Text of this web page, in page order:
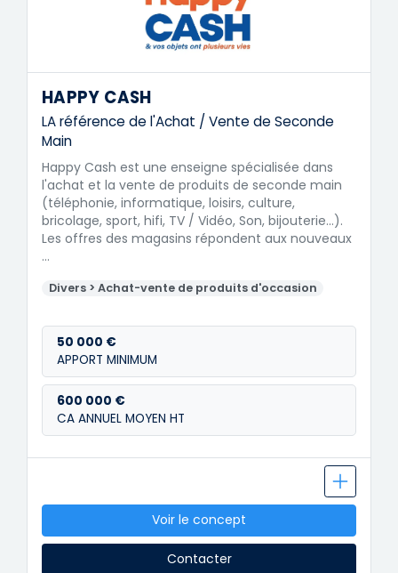
HAPPY CASH
LA référence de l'Achat / Vente de Seconde
Main
Happy Cash est une enseigne spécialisée dans
l'achat et la vente de produits de seconde main
(téléphonie, informatique, loisirs, culture,
bricolage, sport, hifi, TV / Vidéo, Son, bijouterie...).
Les offres des magasins répondent aux nouveaux
…
Divers > Achat-vente de produits d'occasion
50 000 €
APPORT MINIMUM
600 000 €
CA ANNUEL MOYEN HT
Voir le concept
Contacter